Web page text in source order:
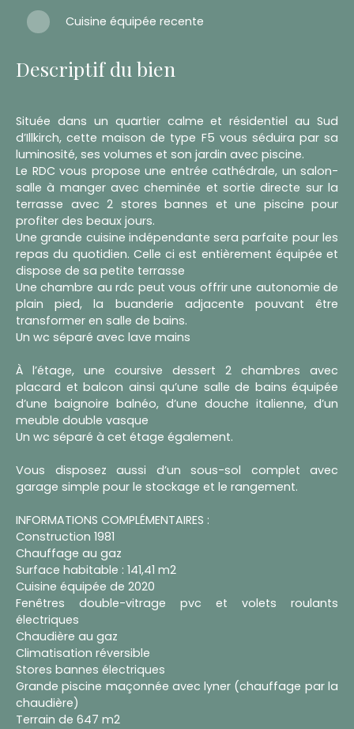
Cuisine équipée recente
Descriptif du bien
Située dans un quartier calme et résidentiel au Sud
d’Illkirch, cette maison de type F5 vous séduira par sa
luminosité, ses volumes et son jardin avec piscine.
Le RDC vous propose une entrée cathédrale, un salon-
salle à manger avec cheminée et sortie directe sur la
terrasse avec 2 stores bannes et une piscine pour
profiter des beaux jours.
Une grande cuisine indépendante sera parfaite pour les
repas du quotidien. Celle ci est entièrement équipée et
dispose de sa petite terrasse
Une chambre au rdc peut vous offrir une autonomie de
plain pied, la buanderie adjacente pouvant être
transformer en salle de bains.
Un wc séparé avec lave mains
À l’étage, une coursive dessert 2 chambres avec
placard et balcon ainsi qu’une salle de bains équipée
d’une baignoire balnéo, d’une douche italienne, d’un
meuble double vasque
Un wc séparé à cet étage également.
Vous disposez aussi d’un sous-sol complet avec
garage simple pour le stockage et le rangement.
INFORMATIONS COMPLÉMENTAIRES :
Construction 1981
Chauffage au gaz
Surface habitable : 141,41 m2
Cuisine équipée de 2020
Fenêtres double-vitrage pvc et volets roulants
électriques
Chaudière au gaz
Climatisation réversible
Stores bannes électriques
Grande piscine maçonnée avec lyner (chauffage par la
chaudière)
Terrain de 647 m2